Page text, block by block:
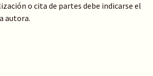
o cita de partes debe indicarse el
autora.